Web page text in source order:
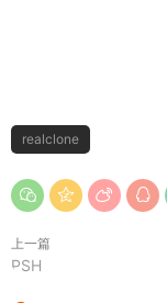
realclone
上一篇
PSH